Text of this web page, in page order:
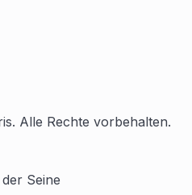
Alle Rechte vorbehalten.
Seine